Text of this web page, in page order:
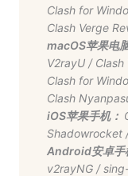
Clash for
Clash Verge
macOS苹果电
V2rayU/ Clash
Clash for
Clash
iOS苹果手机：
Shadowrocket
Android安卓手
v2rayNG/